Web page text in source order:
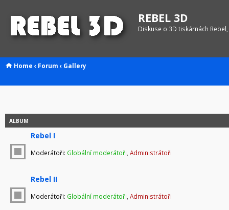
REBEL 3D
Diskuse o 3D tiskárnách
Home ‹ Forum ‹ Gallery
ALBUM
Rebel I
Moderátoři: Globální moderátoři Administrátoři
Rebel II
Moderátoři: Globální moderátoři Administrátoři